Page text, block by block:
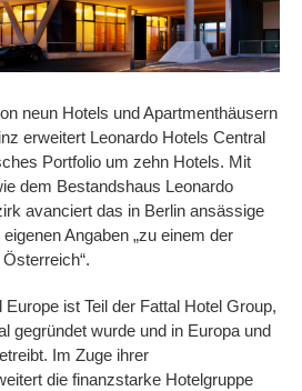
neun Hotels und Apartmenthäusern
erweitert Leonardo Hotels Central
Portfolio um zehn Hotels. Mit
dem Bestandshaus Leonardo
avanciert das in Berlin ansässige
Angaben „zu einem der
ist Teil der Fattal Hotel Group,
gegründet wurde und in Europa und
Im Zuge ihrer
die finanzstarke Hotelgruppe